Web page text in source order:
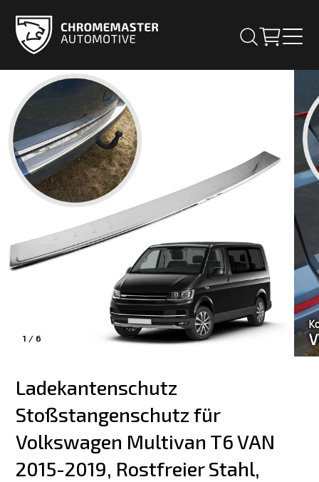
1 / 6
Ladekantenschutz
Stoßstangenschutz für
Volkswagen Multivan T6 VAN
2015-2019, Rostfreier Stahl,